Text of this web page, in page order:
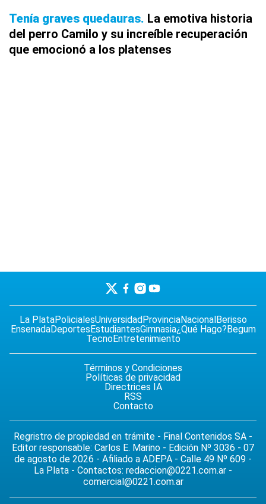
Tenía graves quedauras La emotiva historia
del perro Camilo y su increíble recuperación
que emocionó a los platenses
La PlataPolicialesUniversidadProvinciaNacionalBerisso
EnsenadaDeportesEstudiantesGimnasia¿Qué Hago?Begum
TecnoEntretenimiento
Términos y Condiciones
Políticas de privacidad
Directrices IA
RSS
Contacto
Regristro de propiedad en trámite - Final Contenidos SA -
Editor responsable: Carlos E. Marino - Edición Nº 3036 - 07
de agosto de 2026 - Afiliado a ADEPA - Calle 49 Nº 609 -
La Plata - Contactos: redaccion@0221.com.ar -
comercial@0221.com.ar